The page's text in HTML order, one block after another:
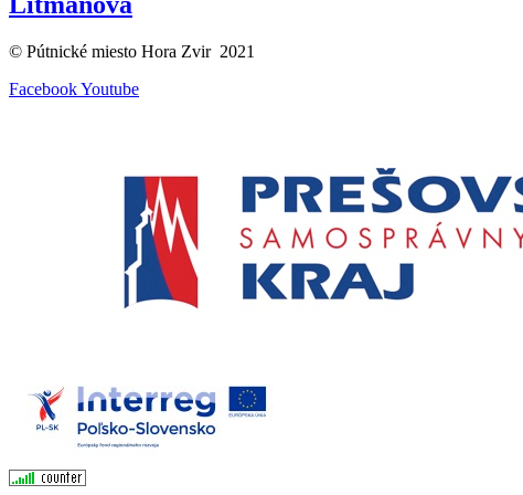
© Pútnické miesto Hora Zvir 2021
FacebookYoutube